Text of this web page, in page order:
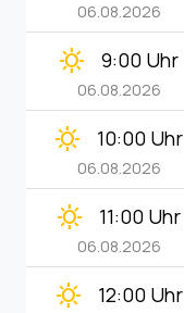
06.08.2026
clear_day 9:00 Uhr
06.08.2026
clear_day 10:00 Uhr
06.08.2026
clear_day 11:00 Uhr
06.08.2026
clear_day 12:00 Uhr